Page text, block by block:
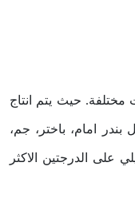
مختلفة. حيث يتم انتاج
امام، باختر، جم،
على الدرجتين الاكثر